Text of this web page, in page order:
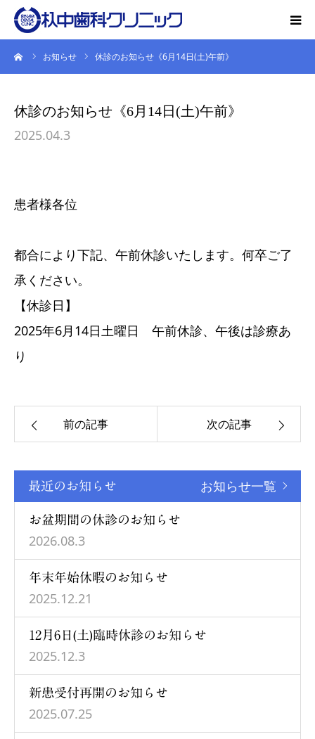
お知らせ 休診のお知らせ《6月14日(土)午前》
休診のお知らせ《6月14日(土)午前》
2025.04.3
患者様各位
都合により下記、午前休診いたします。何卒ご了
承ください。
【休診日】
2025年6月14日土曜日 午前休診、午後は診療あ
り
前の記事 次の記事
最近のお知らせ お知らせ一覧
お盆期間の休診のお知らせ
2026.08.3
年末年始休暇のお知らせ
2025.12.21
12月6日(土)臨時休診のお知らせ
2025.12.3
新患受付再開のお知らせ
2025.07.25
初診の方
院の紹介
診療内容
設備
オーラルフレイル